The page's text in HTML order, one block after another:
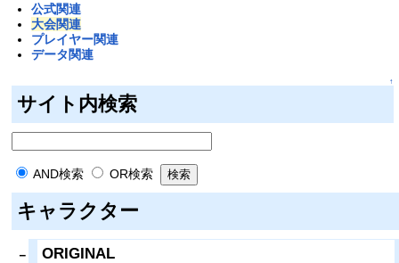
公式関連
大会関連
プレイヤー関連
データ関連
↑
サイト内検索
AND検索 OR検索
キャラクター
ORIGINAL